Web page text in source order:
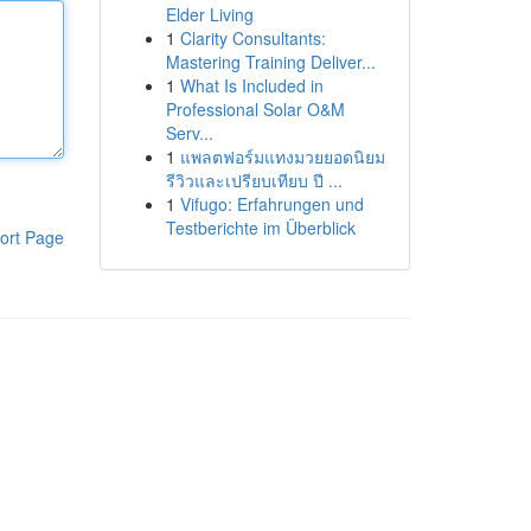
Page
Elder Living
1 Clarity Consultants:
Mastering Training Deliver...
1 What Is Included in
Professional Solar O&M
Serv...
1 แพลตฟอร์มแทงมวยยอดนิยม
รีวิวและเปรียบเทียบ ปี ...
1 Vifugo: Erfahrungen und
Testberichte im Überblick